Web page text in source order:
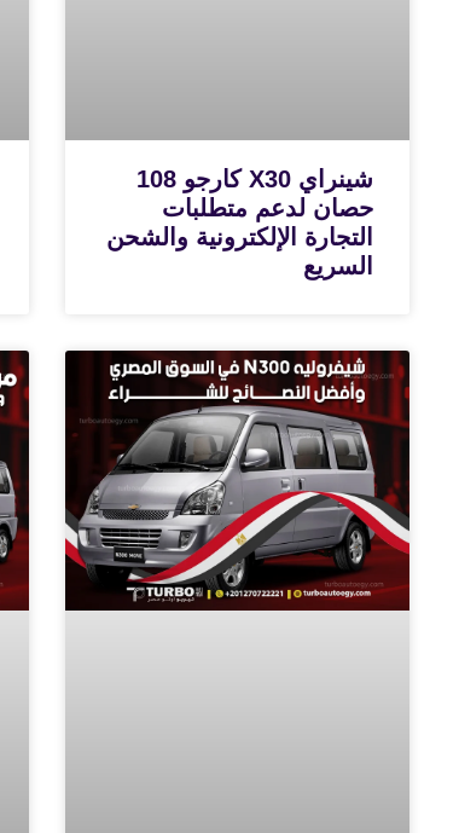
شينراي X30 كارجو 108
حصان لدعم متطلبات
التجارة الإلكترونية والشحن
السريع